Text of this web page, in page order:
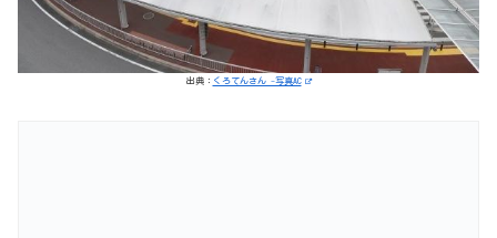
出典： くろてんさん -写真AC